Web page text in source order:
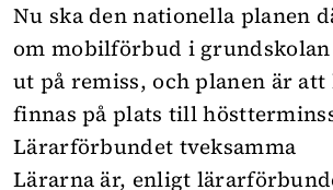
Nu ska den nationella planen
om mobilförbud i
ut på remiss, och planen är att
finnas på plats till
Lärarförbundet tveksamma
Lärarna är, enligt